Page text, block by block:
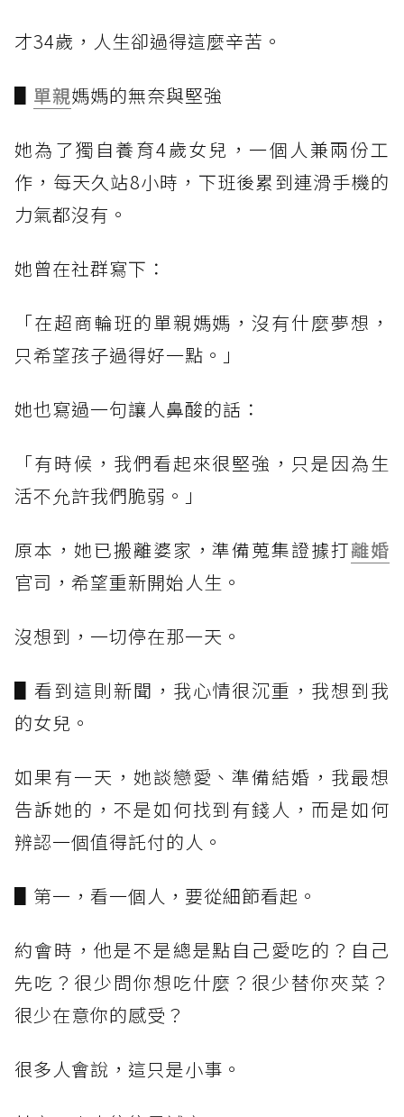
才34歲，人生卻過得這麼辛苦。
▋ 單親媽媽的無奈與堅強
她為了獨自養育4歲女兒，一個人兼兩份工
作，每天久站8小時，下班後累到連滑手機的
力氣都沒有。
她曾在社群寫下：
「在超商輪班的單親媽媽，沒有什麼夢想，
只希望孩子過得好一點。」
她也寫過一句讓人鼻酸的話：
「有時候，我們看起來很堅強，只是因為生
活不允許我們脆弱。」
原本，她已搬離婆家，準備蒐集證據打離婚
官司，希望重新開始人生。
沒想到，一切停在那一天。
▋看到這則新聞，我心情很沉重，我想到我
的女兒。
如果有一天，她談戀愛、準備結婚，我最想
告訴她的，不是如何找到有錢人，而是如何
辨認一個值得託付的人。
▋第一，看一個人，要從細節看起。
約會時，他是不是總是點自己愛吃的？自己
先吃？很少問你想吃什麼？很少替你夾菜？
很少在意你的感受？
很多人會說，這只是小事。